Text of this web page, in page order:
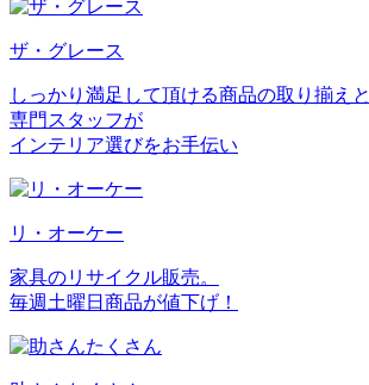
ザ・グレース
しっかり満足して頂ける商品の取り揃えと
専門スタッフが
インテリア選びをお手伝い
リ・オーケー
家具のリサイクル販売。
毎週土曜日商品が値下げ！